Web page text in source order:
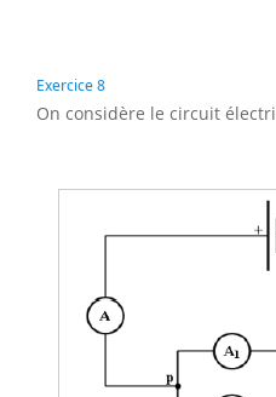
Exercice 8
On considère le circuit